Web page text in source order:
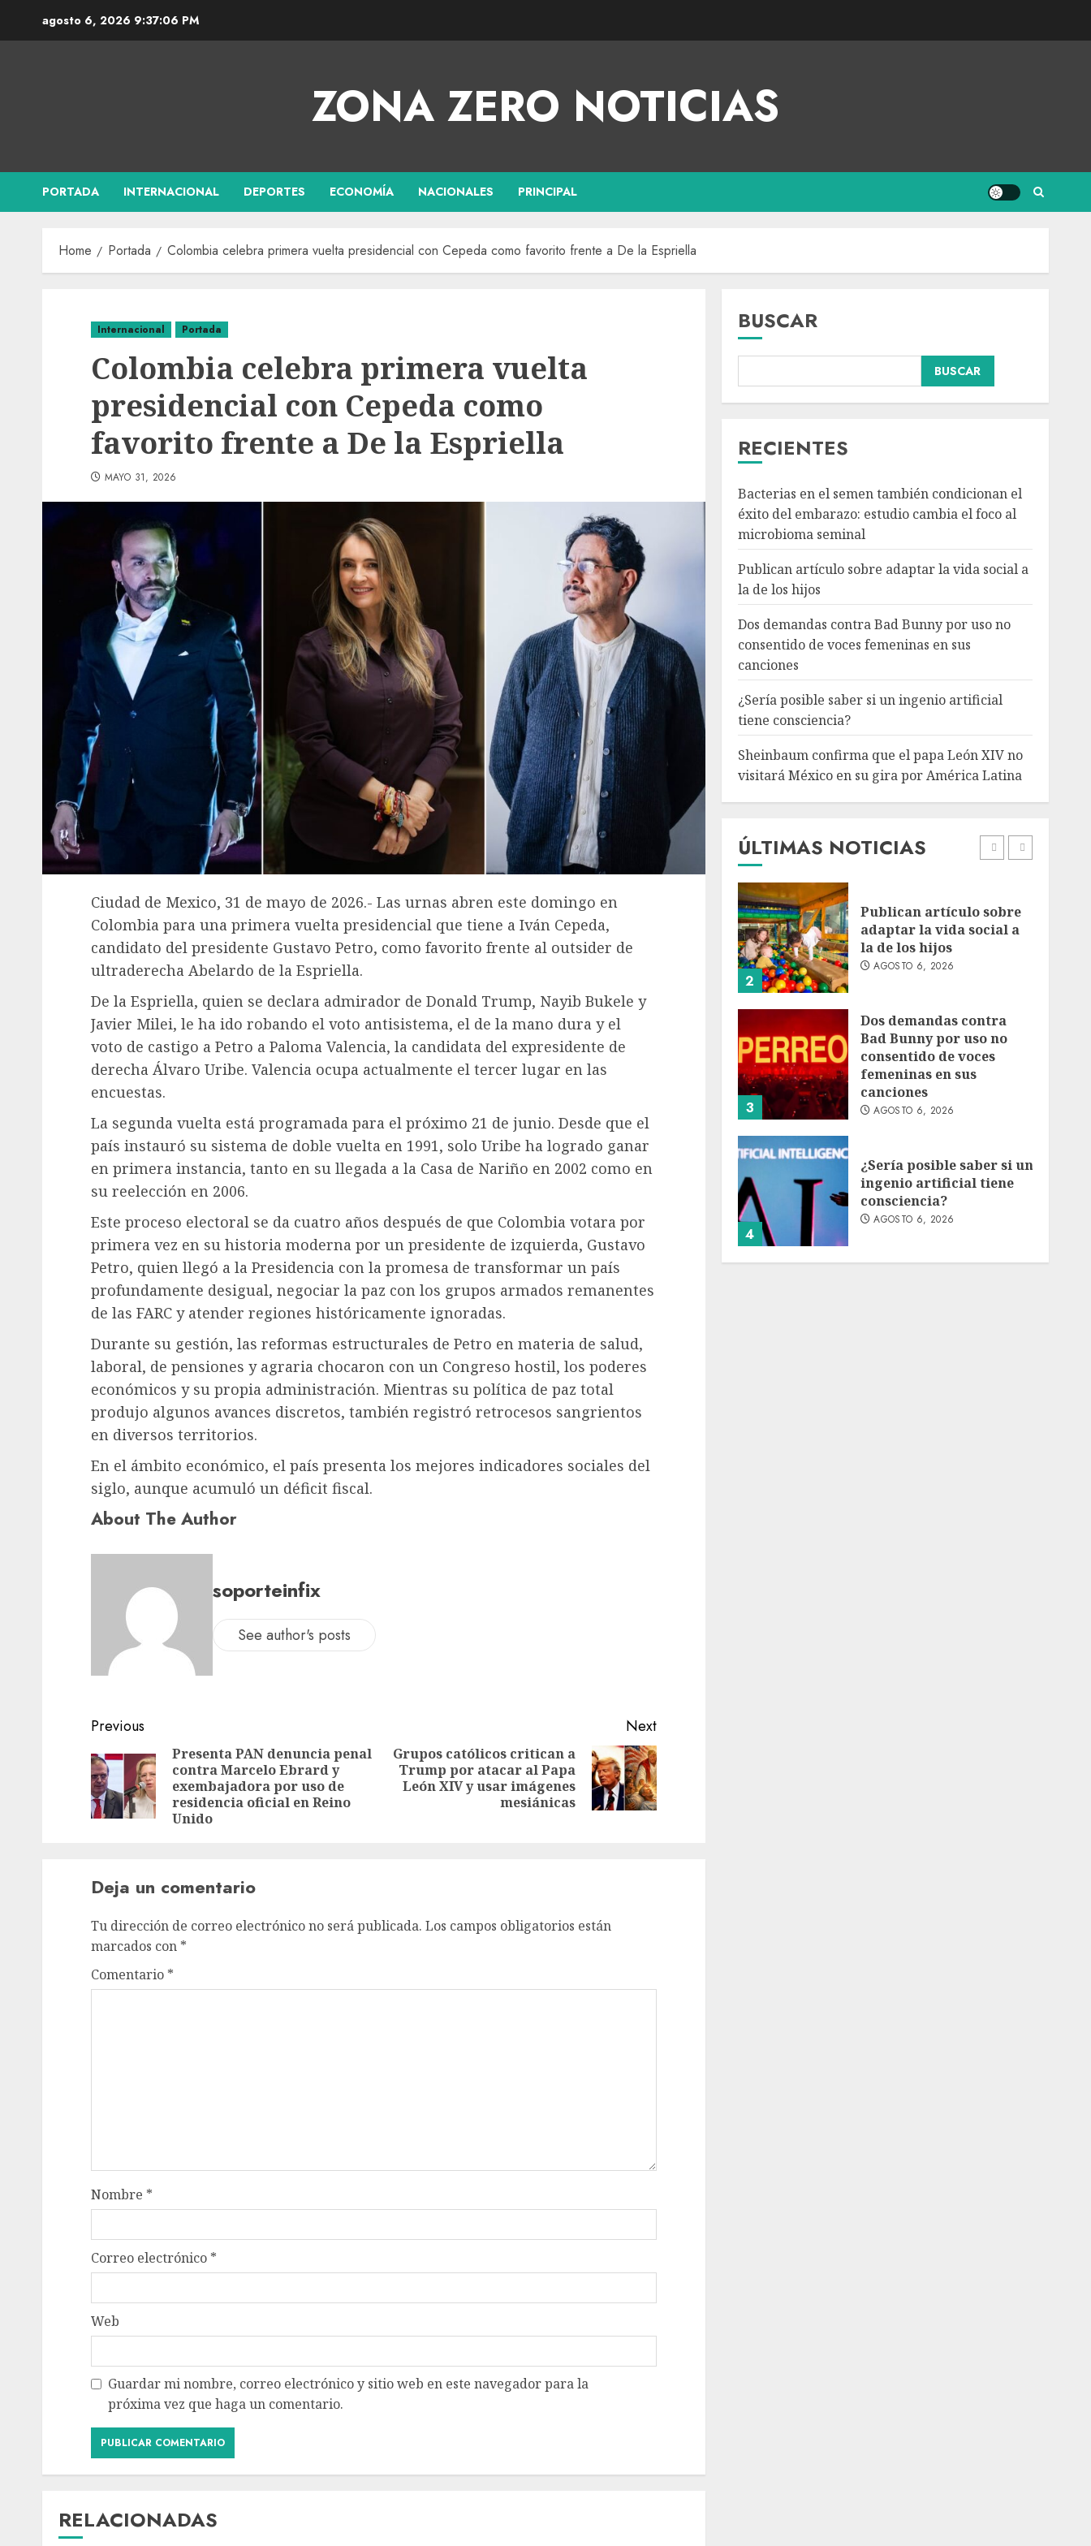
agosto 6, 2026 9:37:07 PM
ZONA ZERO NOTICIAS
PORTADA INTERNACIONAL DEPORTES ECONOMÍA NACIONALES PRINCIPAL
Home Portada Colombia celebra primera vuelta presidencial con Cepeda como favorito frente a De la Espriella
Internacional Portada
Colombia celebra primera vuelta
presidencial con Cepeda como
favorito frente a De la Espriella
MAYO 31, 2026
Ciudad de Mexico, 31 de mayo de 2026.- Las urnas abren este domingo en
Colombia para una primera vuelta presidencial que tiene a Iván Cepeda,
candidato del presidente Gustavo Petro, como favorito frente al outsider de
ultraderecha Abelardo de la Espriella.
De la Espriella, quien se declara admirador de Donald Trump, Nayib Bukele y
Javier Milei, le ha ido robando el voto antisistema, el de la mano dura y el
voto de castigo a Petro a Paloma Valencia, la candidata del expresidente de
derecha Álvaro Uribe. Valencia ocupa actualmente el tercer lugar en las
encuestas.
La segunda vuelta está programada para el próximo 21 de junio. Desde que el
país instauró su sistema de doble vuelta en 1991, solo Uribe ha logrado ganar
en primera instancia, tanto en su llegada a la Casa de Nariño en 2002 como en
su reelección en 2006.
Este proceso electoral se da cuatro años después de que Colombia votara por
primera vez en su historia moderna por un presidente de izquierda, Gustavo
Petro, quien llegó a la Presidencia con la promesa de transformar un país
profundamente desigual, negociar la paz con los grupos armados remanentes
de las FARC y atender regiones históricamente ignoradas.
Durante su gestión, las reformas estructurales de Petro en materia de salud,
laboral, de pensiones y agraria chocaron con un Congreso hostil, los poderes
económicos y su propia administración. Mientras su política de paz total
produjo algunos avances discretos, también registró retrocesos sangrientos
en diversos territorios.
En el ámbito económico, el país presenta los mejores indicadores sociales del
siglo, aunque acumuló un déficit fiscal.
About The Author
soporteinfix
See author's posts
Previous
Presenta PAN denuncia penal
contra Marcelo Ebrard y
exembajadora por uso de
residencia oficial en Reino
Unido
Next
Grupos católicos critican a
Trump por atacar al Papa
León XIV y usar imágenes
mesiánicas
Deja un comentario
Tu dirección de correo electrónico no será publicada. Los campos obligatorios están
marcados con *
Comentario *
Nombre *
Correo electrónico *
Web
Guardar mi nombre, correo electrónico y sitio web en este navegador para la
próxima vez que haga un comentario.
RELACIONADAS
BUSCAR
BUSCAR
RECIENTES
Bacterias en el semen también condicionan el
éxito del embarazo: estudio cambia el foco al
microbioma seminal
Publican artículo sobre adaptar la vida social a
la de los hijos
Dos demandas contra Bad Bunny por uso no
consentido de voces femeninas en sus
canciones
¿Sería posible saber si un ingenio artificial
tiene consciencia?
Sheinbaum confirma que el papa León XIV no
visitará México en su gira por América Latina
ÚLTIMAS NOTICIAS
Dos demandas contra
Bad Bunny por uso no
4
¿Sería posible saber si un
ingenio artificial tiene
consciencia?
5
Sheinbaum confirma que
visitará México en su
gira por América Latina
1
Bacterias en el semen
también condicionan el
éxito del embarazo:
microbioma seminal
AGOSTO 6, 2026
2
Publican artículo sobre
adaptar la vida social a
la de los hijos
AGOSTO 6, 2026
3
Dos demandas contra
Bad Bunny por uso no
consentido de voces
femeninas en sus
canciones
AGOSTO 6, 2026
4
¿Sería posible saber si un
ingenio artificial tiene
consciencia?
AGOSTO 6, 2026